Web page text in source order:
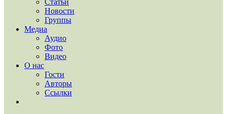
Статьи
Новости
Группы
Медиа
Аудио
Фото
Видео
О нас
Гости
Авторы
Ссылки